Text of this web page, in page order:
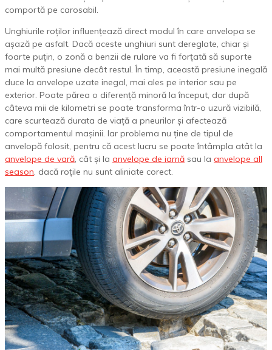
comportă pe carosabil.
Unghiurile roților influențează direct modul în care anvelopa se
așază pe asfalt. Dacă aceste unghiuri sunt dereglate, chiar și
foarte puțin, o zonă a benzii de rulare va fi forțată să suporte
mai multă presiune decât restul. În timp, această presiune inegală
duce la anvelope uzate inegal, mai ales pe interior sau pe
exterior. Poate părea o diferență minoră la început, dar după
câteva mii de kilometri se poate transforma într-o uzură vizibilă,
care scurtează durata de viață a pneurilor și afectează
comportamentul mașinii. Iar problema nu ține de tipul de
anvelopă folosit, pentru că acest lucru se poate întâmpla atât la
anvelope de vară, cât și la anvelope de iarnă sau la anvelope all
season, dacă roțile nu sunt aliniate corect.